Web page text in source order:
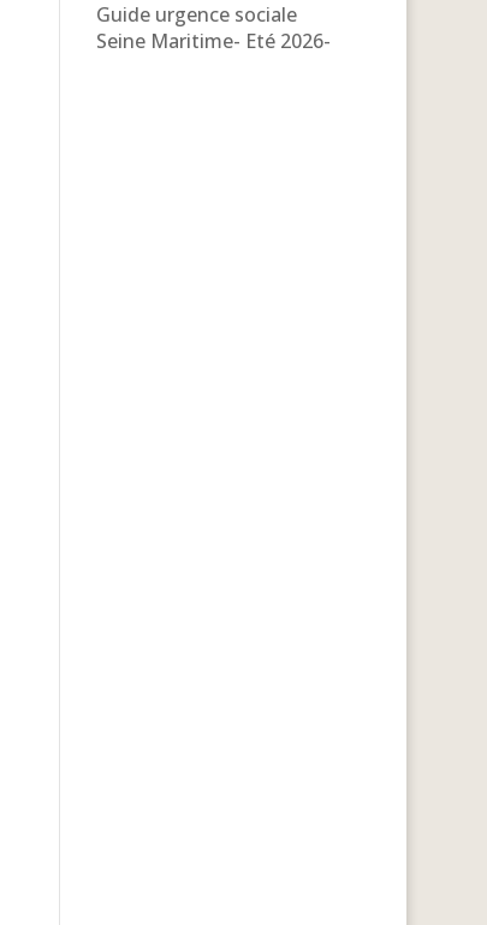
Guide urgence sociale
Seine Maritime- Eté 2026-